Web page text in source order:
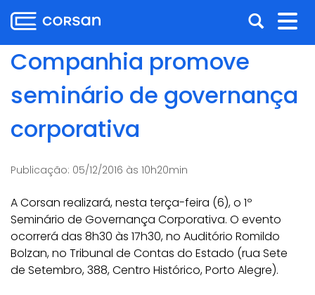
para
o
conteúdo
para
menu
para
o
conteúdo
Abrir
a
busca
Companhia promove
seminário de governança
corporativa
Publicação: 05/12/2016 às 10h20min
A Corsan realizará, nesta terça-feira (6), o 1º
Seminário de Governança Corporativa. O evento
ocorrerá das 8h30 às 17h30, no Auditório Romildo
Bolzan, no Tribunal de Contas do Estado (rua Sete
de Setembro, 388, Centro Histórico, Porto Alegre).